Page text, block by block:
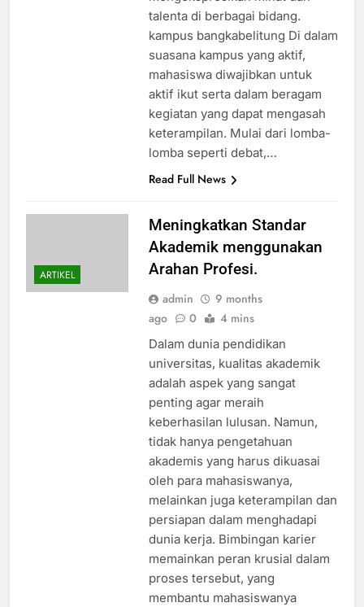
talenta di berbagai bidang.
kampus bangkabelitung Di dalam
suasana kampus yang aktif,
mahasiswa diwajibkan untuk
aktif ikut serta dalam beragam
kegiatan yang dapat mengasah
keterampilan. Mulai dari lomba-
lomba seperti debat,…
Read Full News
ARTIKEL
Meningkatkan Standar
Akademik menggunakan
Arahan Profesi.
admin
9 months
ago
0 4 mins
Dalam dunia pendidikan
universitas, kualitas akademik
adalah aspek yang sangat
penting agar meraih
keberhasilan lulusan. Namun,
tidak hanya pengetahuan
akademis yang harus dikuasai
oleh para mahasiswanya,
melainkan juga keterampilan dan
persiapan dalam menghadapi
dunia kerja. Bimbingan karier
memainkan peran krusial dalam
proses tersebut, yang
membantu mahasiswanya